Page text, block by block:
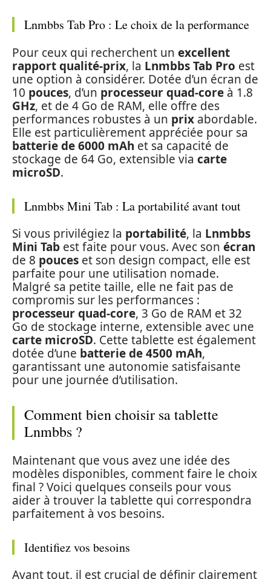
Lnmbbs Tab Pro : Le choix de la performance
Pour ceux qui recherchent un excellent
rapport qualité-prix, la Lnmbbs Tab Pro est
une option à considérer. Dotée d’un écran de
10 pouces, d’un processeur quad-core à 1.8
GHz, et de 4 Go de RAM, elle offre des
performances robustes à un prix abordable.
Elle est particulièrement appréciée pour sa
batterie de 6000 mAh et sa capacité de
stockage de 64 Go, extensible via carte
microSD.
Lnmbbs Mini Tab : La portabilité avant tout
Si vous privilégiez la portabilité, la Lnmbbs
Mini Tab est faite pour vous. Avec son écran
de 8 pouces et son design compact, elle est
parfaite pour une utilisation nomade.
Malgré sa petite taille, elle ne fait pas de
compromis sur les performances :
processeur quad-core, 3 Go de RAM et 32
Go de stockage interne, extensible avec une
carte microSD. Cette tablette est également
dotée d’une batterie de 4500 mAh,
garantissant une autonomie satisfaisante
pour une journée d’utilisation.
Comment bien choisir sa tablette
Lnmbbs ?
Maintenant que vous avez une idée des
modèles disponibles, comment faire le choix
final ? Voici quelques conseils pour vous
aider à trouver la tablette qui correspondra
parfaitement à vos besoins.
Identifiez vos besoins
Avant tout, il est crucial de définir clairement